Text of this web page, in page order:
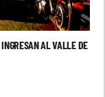
AL VALLE DE